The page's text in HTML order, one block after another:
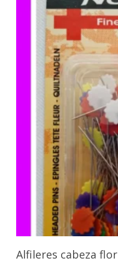
Alfileres cabeza flor